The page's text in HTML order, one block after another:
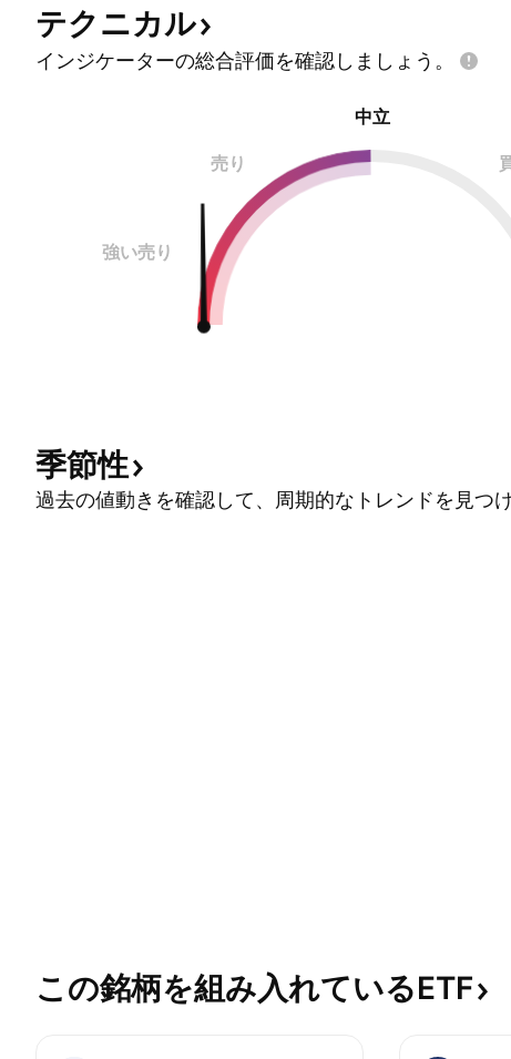
テクニカル
インジケーターの総合評価を確認しましょう。
中立
売り
強い売り
季節性
過去の値動きを確認して、周期的なトレンドを見つけ
この銘柄を組み入れているETF